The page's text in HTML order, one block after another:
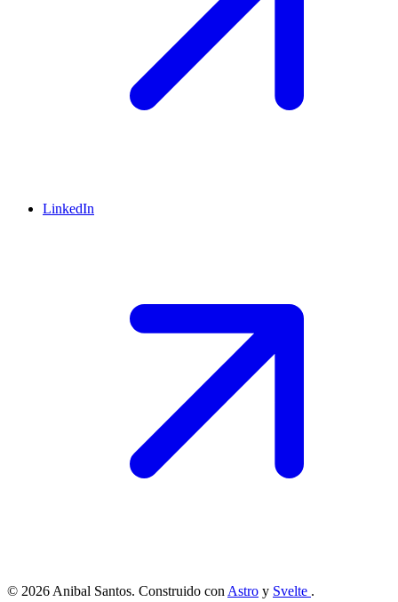
LinkedIn
© 2026 Anibal Santos. Construido con Astro y Svelte .